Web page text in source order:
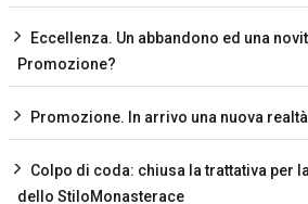
Eccellenza. Un abbandono ed una
Promozione?
Promozione. In arrivo una nuova
Colpo di coda: chiusa la trattativa per
dello StiloMonasterace